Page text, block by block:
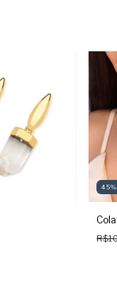
45